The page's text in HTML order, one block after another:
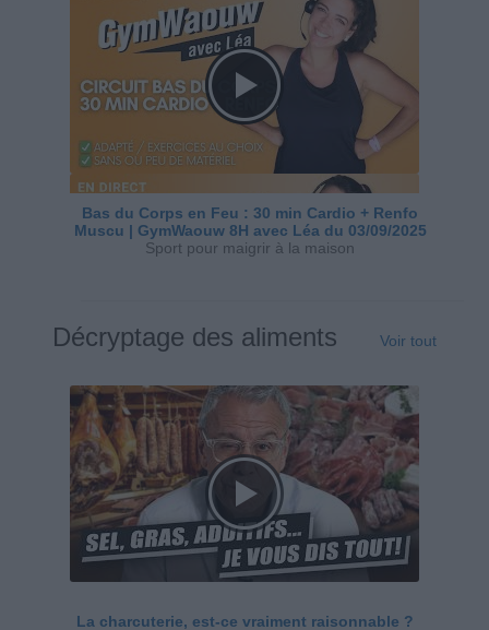
Bas du Corps en Feu : 30 min Cardio + Renfo
Muscu | GymWaouw 8H avec Léa du 03/09/2025
Sport pour maigrir à la maison
Décryptage des aliments Voir tout
La charcuterie, est-ce vraiment raisonnable ?